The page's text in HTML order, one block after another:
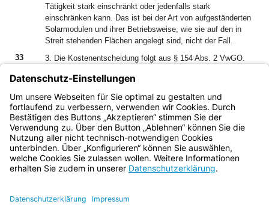
Tätigkeit stark einschränkt oder jedenfalls stark
einschränken kann. Das ist bei der Art von aufgeständerten
Solarmodulen und ihrer Betriebsweise, wie sie auf den in
Streit stehenden Flächen angelegt sind, nicht der Fall.
33
3. Die Kostenentscheidung folgt aus § 154 Abs. 2 VwGO.
auf § 167 Abs. 2 VwGO i.V.m. § 708 Nr. 10, § 711 ZPO.
34
Die Revision ist nicht zuzulassen, weil kein
Zulassungsgrund nach § 132 Abs. 2 VwGO vorliegt.
Bayern.de
BayernPortal
Impressum